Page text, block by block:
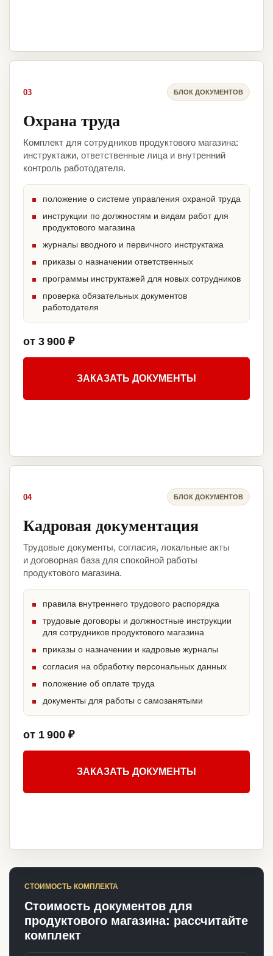
03 БЛОК ДОКУМЕНТОВ
Охрана труда
Комплект для сотрудников продуктового магазина:
инструктажи, ответственные лица и внутренний
контроль работодателя.
положение о системе управления охраной труда
инструкции по должностям и видам работ для
продуктового магазина
журналы вводного и первичного инструктажа
приказы о назначении ответственных
программы инструктажей для новых сотрудников
проверка обязательных документов
работодателя
от 3 900 ₽
ЗАКАЗАТЬ ДОКУМЕНТЫ
04 БЛОК ДОКУМЕНТОВ
Кадровая документация
Трудовые документы, согласия, локальные акты
и договорная база для спокойной работы
продуктового магазина.
правила внутреннего трудового распорядка
трудовые договоры и должностные инструкции
для сотрудников продуктового магазина
приказы о назначении и кадровые журналы
согласия на обработку персональных данных
положение об оплате труда
документы для работы с самозанятыми
от 1 900 ₽
ЗАКАЗАТЬ ДОКУМЕНТЫ
СТОИМОСТЬ КОМПЛЕКТА
Стоимость документов для
продуктового магазина: рассчитайте
комплект